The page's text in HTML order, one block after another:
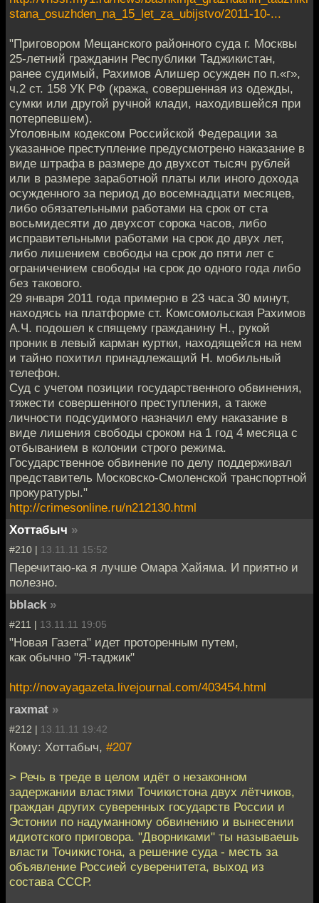
stana_osuzhden_na_15_let_za_ubijstvo/2011-10-...
"Приговором Мещанского районного суда г. Москвы
25-летний гражданин Республики Таджикистан,
ранее судимый, Рахимов Алишер осужден по п.«г»,
ч.2 ст. 158 УК РФ (кража, совершенная из одежды,
сумки или другой ручной клади, находившейся при
потерпевшем).
Уголовным кодексом Российской Федерации за
указанное преступление предусмотрено наказание в
виде штрафа в размере до двухсот тысяч рублей
или в размере заработной платы или иного дохода
осужденного за период до восемнадцати месяцев,
либо обязательными работами на срок от ста
восьмидесяти до двухсот сорока часов, либо
исправительными работами на срок до двух лет,
либо лишением свободы на срок до пяти лет с
ограничением свободы на срок до одного года либо
без такового.
29 января 2011 года примерно в 23 часа 30 минут,
находясь на платформе ст. Комсомольская Рахимов
А.Ч. подошел к спящему гражданину Н., рукой
проник в левый карман куртки, находящейся на нем
и тайно похитил принадлежащий Н. мобильный
телефон.
Суд с учетом позиции государственного обвинения,
тяжести совершенного преступления, а также
личности подсудимого назначил ему наказание в
виде лишения свободы сроком на 1 год 4 месяца с
отбыванием в колонии строго режима.
Государственное обвинение по делу поддерживал
представитель Московско-Смоленской транспортной
прокуратуры."
http://crimesonline.ru/n212130.html
Хоттабыч »
#210 | 13.11.11 15:52
Перечитаю-ка я лучше Омара Хайяма. И приятно и
полезно.
bblack »
#211 | 13.11.11 19:05
"Новая Газета" идет проторенным путем,
как обычно "Я-таджик"
http://novayagazeta.livejournal.com/403454.html
raxmat »
#212 | 13.11.11 19:42
Кому: Хоттабыч, #207
> Речь в треде в целом идёт о незаконном
задержании властями Точикистона двух лётчиков,
граждан других суверенных государств России и
Эстонии по надуманному обвинению и вынесении
идиотского приговора. "Дворниками" ты называешь
власти Точикистона, а решение суда - месть за
объявление Россией суверенитета, выход из
состава СССР.